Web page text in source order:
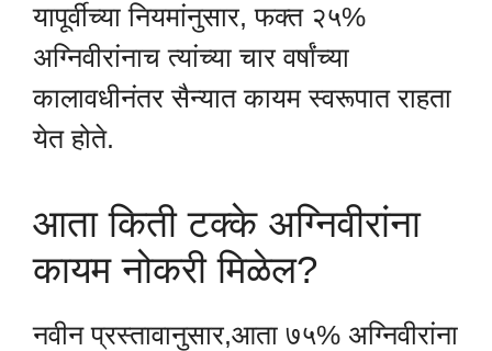
यापूर्वीच्या नियमांनुसार, फक्त २५%
अग्निवीरांनाच त्यांच्या चार वर्षांच्या
कालावधीनंतर सैन्यात कायम स्वरूपात राहता
येत होते.
आता किती टक्के अग्निवीरांना
कायम नोकरी मिळेल?
नवीन प्रस्तावानुसार,आता ७५% अग्निवीरांना